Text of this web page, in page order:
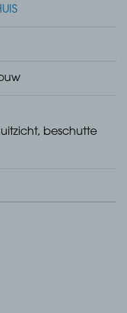
met pvc, renovlies
betegeld
meterkast
plafondplaten,
beschutte